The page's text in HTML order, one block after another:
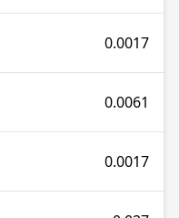
0.0017
0.0061
0.0017